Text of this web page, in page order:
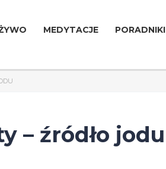
MEDYTACJE PORADNIKI
– źródło jodu